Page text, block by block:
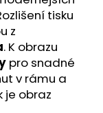
tisku
z
. K obrazu
pro snadné
v rámu a
je obraz